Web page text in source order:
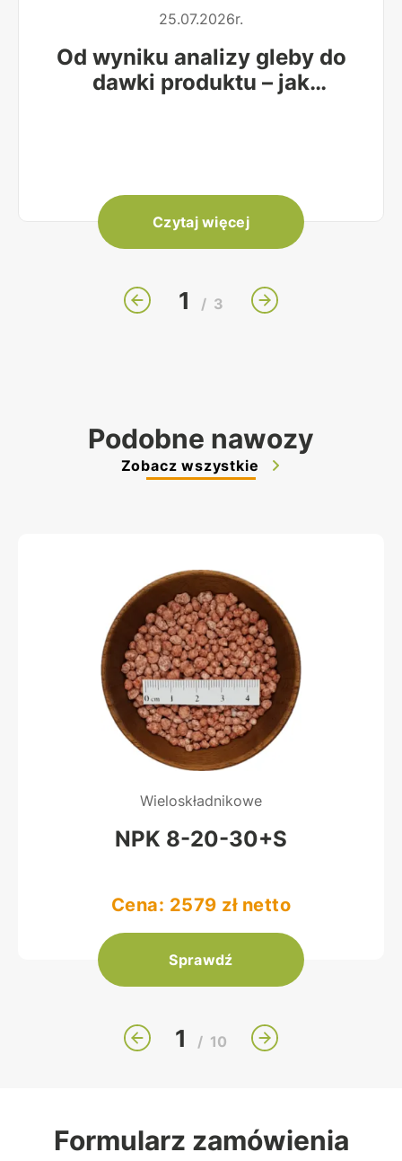
25.07.2026r.
Od wyniku analizy gleby do
dawki produktu – jak
Czytaj więcej
1 / 3
Podobne nawozy
Zobacz wszystkie
Wieloskładnikowe
NPK 8-20-30+S
Cena: 2579 zł netto
Sprawdź
1 / 10
Formularz zamówienia